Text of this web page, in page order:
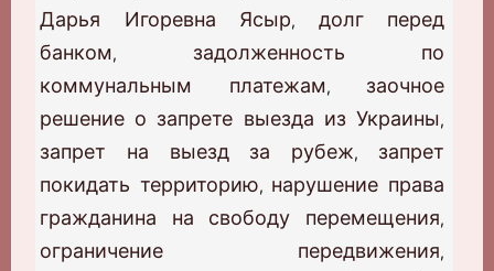
Дарья Игоревна Ясыр, долг перед
банком, задолженность по
коммунальным платежам, заочное
решение о запрете выезда из Украины,
запрет на выезд за рубеж, запрет
покидать территорию, нарушение права
гражданина на свободу перемещения,
ограничение передвижения,